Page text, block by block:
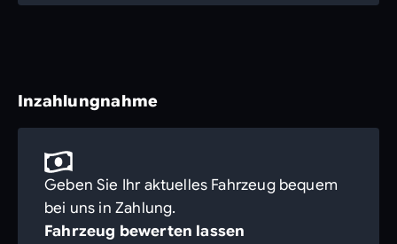
Inzahlungnahme
Geben Sie Ihr aktuelles Fahrzeug bequem
bei uns in Zahlung.
Fahrzeug bewerten lassen